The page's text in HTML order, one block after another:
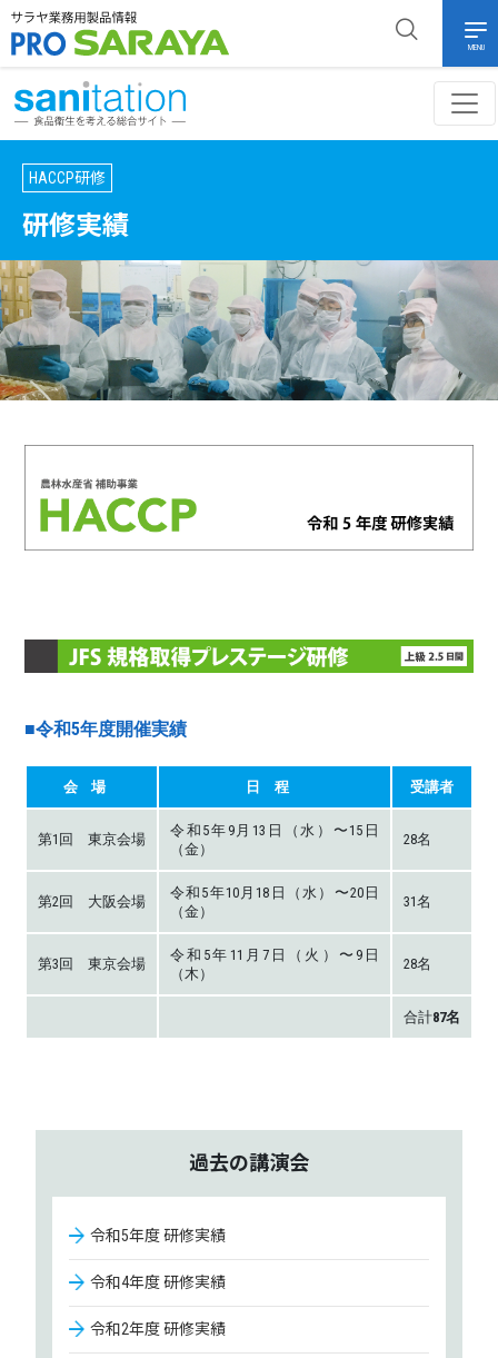
MENU
HACCP研修
研修実績
■令和5年度開催実績
会場 日程 受講者
第1回 東京会場
令和5年9月13日（水）〜15日
（金）
28名
第2回 大阪会場
令和5年10月18日（水）〜20日
（金）
31名
第3回 東京会場
令和5年11月7日（火）〜9日
（木）
28名
合計87名
過去の講演会
令和5年度 研修実績
令和4年度 研修実績
令和2年度 研修実績